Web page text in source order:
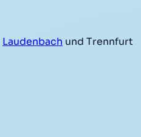
Laudenbach und Trennfurt